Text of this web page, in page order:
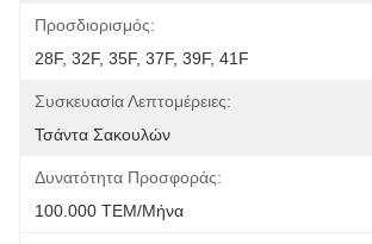
Προσδιορισμός:
28F, 32F, 35F, 37F, 39F, 41F
Συσκευασία Λεπτομέρειες:
Τσάντα Σακουλών
Δυνατότητα Προσφοράς:
100.000 ΤΕΜ/Μήνα